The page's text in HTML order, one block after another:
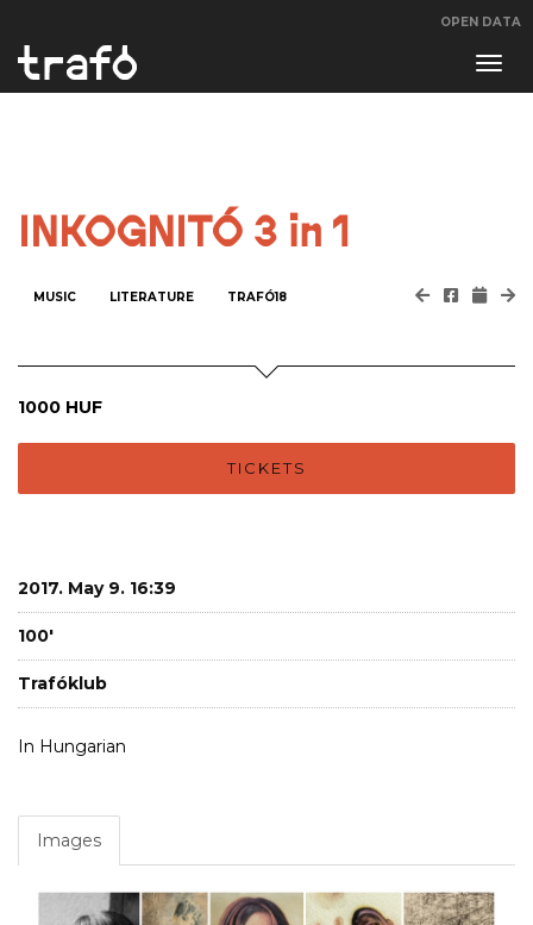
OPEN DATA
INKOGNITÓ 3 in 1
MUSIC LITERATURE TRAFÓ18
1000 HUF
TICKETS
2017. May 9. 16:39
100'
Trafóklub
In Hungarian
Images